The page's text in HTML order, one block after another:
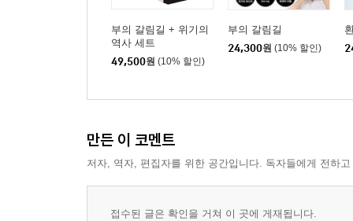
부의 갈림길 + 위기의
역사 세트
49,500원 (10% 할인)
부의 갈림길
24,300원 (10% 할인)
만든 이 코멘트
저자, 역자, 편집자를 위한 공간입니다. 독자들에게 전하
접수된 글은 확인을 거쳐 이 곳에 게재됩니다.